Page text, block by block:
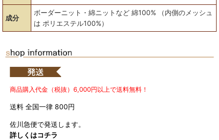
成分
ボーダーニット・綿ニットなど 綿100% （内側のメッシュ
は ポリエステル100%）
商品購入代金（税抜）6,000円以上で送料無料！
送料 全国一律 800円
佐川急便で発送します。
詳しくはコチラ